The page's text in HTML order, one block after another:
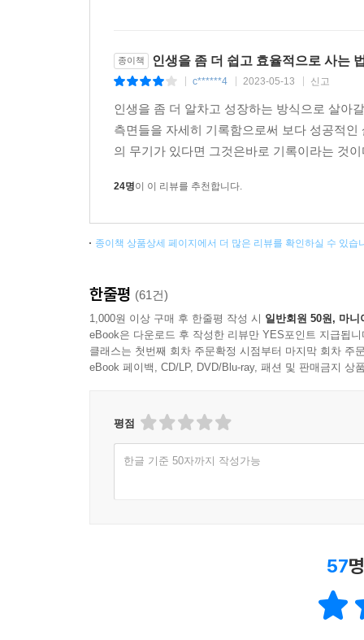
종이책 인생을 좀 더 쉽고 효율적으로 사는
c******4 2023-05-13 신고
인생을 좀 더 알차고 성장하는 방식으로 살아
측면들을 자세히 기록함으로써 보다 성공적
의 무기가 있다면 그것은바로 기록이라는 것
24명이 이 리뷰를 추천합니다.
종이책 상품상세 페이지에서 더 많은 리뷰를 확인하실 수 있습
한줄평 (61건)
1,000원 이상 구매 후 한줄평 작성 시 일반회원 50원, 마니
eBook은 다운로드 후 작성한 리뷰만 YES포인트 지급됩니
클래스는 첫번째 회차 주문확정 시점부터 마지막 회차 주
eBook 페이백, CD/LP, DVD/Blu-ray, 패션 및 판매금지 상
평점
한글 기준 50자까지 작성가능
57